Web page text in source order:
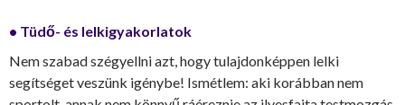
• Tüdő- és lelkigyakorlatok
Nem szabad szégyellni azt, hogy tulajdonképpen lelki
segítséget veszünk igénybe! Ismétlem: aki korábban nem